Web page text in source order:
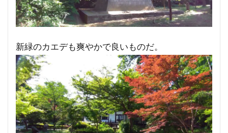
新緑のカエデも爽やかで良いものだ。